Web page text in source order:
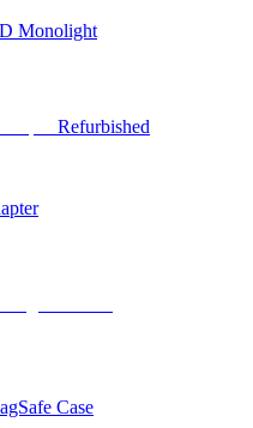
Monolight
Refurbished
Case